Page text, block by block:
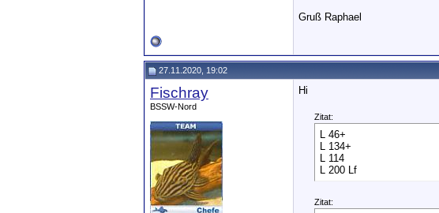
Gruß Raphael
27.11.2020, 19:02
Fischray
BSSW-Nord
Hi
Zitat:
L 46+
L 134+
L 114
L 200 Lf
Zitat: